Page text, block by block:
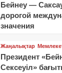
Бейнеу —
дорогой
значения
Жаңалықтар
Президент
Сексеуіл»